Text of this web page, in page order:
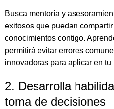
Busca mentoría y
exitosos que puedan
conocimientos contigo.
permitirá evitar errores
innovadoras para aplicar en tu
2. Desarrolla
toma de decisiones